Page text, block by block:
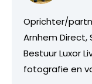
Oprichter/
Arnhem Direct,
Bestuur Luxor
fotografie en